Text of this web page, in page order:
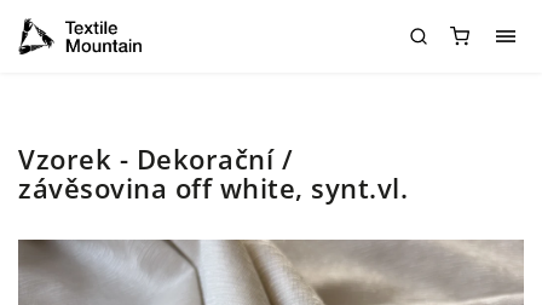
Vzorek - Dekorační /
závěsovina off white, synt.vl.